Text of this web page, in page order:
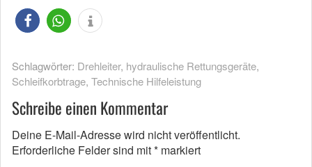
Schlagwörter: Drehleiter, hydraulische Rettungsgeräte,
Schleifkorbtrage, Technische Hilfeleistung
Schreibe einen Kommentar
Deine E-Mail-Adresse wird nicht veröffentlicht.
Erforderliche Felder sind mit* markiert